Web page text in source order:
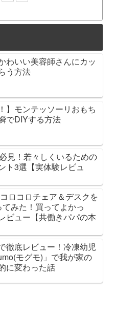
わいい美容師さんにカッ
う方法
】モンテッソーリおもち
でDIYする方法
見！若々しくいるための
ト3選【実体験レビュ
ロコロチェア＆デスクを
みた！買ってよかっ
ビュー【共働きパパの本
徹底レビュー！冷凍幼児
モグモ)」で我が家の
に変わった話